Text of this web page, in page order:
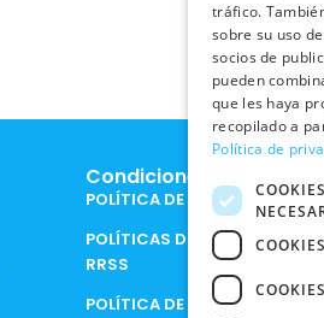
Condiciones Legales
POLÍTICA DE COOKIES
POLÍTICAS DE PRIVACIDAD EN
RRSS
POLÍTICA DE PRIVACIDAD
tráfico.
sobre su uso
socios de
pueden
que les haya
recopilado a
Política de